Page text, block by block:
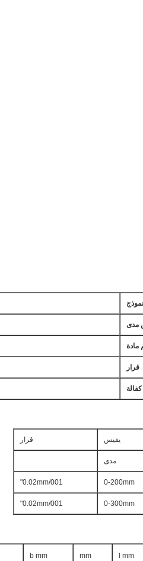
نموذج
مدى
قرار
كفالة
يقيس قرار
مدى
0-200mm
0.02mm/001"
0-300mm
0.02mm/001"
l mm
mm
b mm